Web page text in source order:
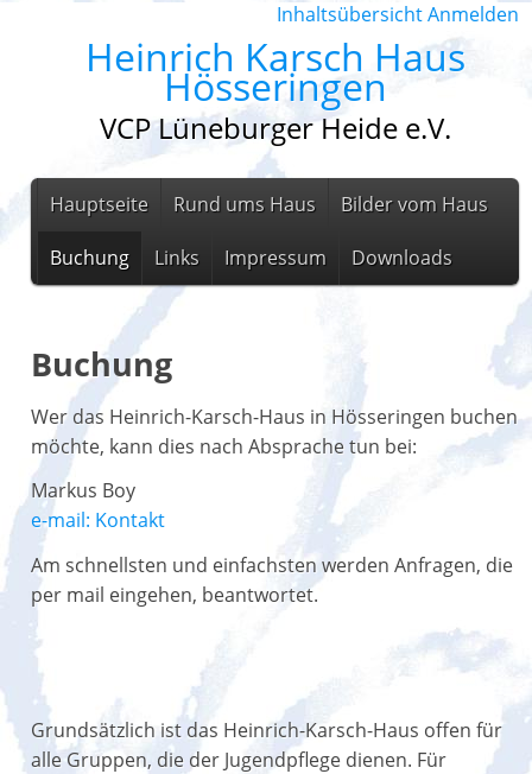
InhaltsübersichtAnmelden
Heinrich Karsch Haus
Hösseringen
VCP Lüneburger Heide e.V.
Hauptseite Rund ums Haus Bilder vom Haus
Buchung Links Impressum Downloads
Buchung
Wer das Heinrich-Karsch-Haus in Hösseringen buchen
möchte, kann dies nach Absprache tun bei:
Markus Boy
e-mail: Kontakt
Am schnellsten und einfachsten werden Anfragen, die
per mail eingehen, beantwortet.
Grundsätzlich ist das Heinrich-Karsch-Haus offen für
alle Gruppen, die der Jugendpflege dienen. Für